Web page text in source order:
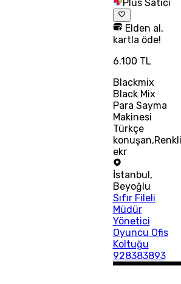
Plus Satıcı
Elden al,
kartla öde!
6.100 TL
Blackmix
Black Mix
Para Sayma
Makinesi
Türkçe
konuşan,Renkli
ekr
İstanbul,
Beyoğlu
Sıfır Fileli
Müdür
Yönetici
Oyuncu Ofis
Koltuğu
928383893